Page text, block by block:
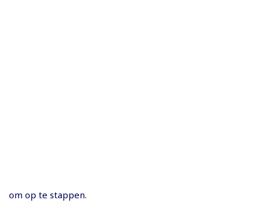
om op te stappen.